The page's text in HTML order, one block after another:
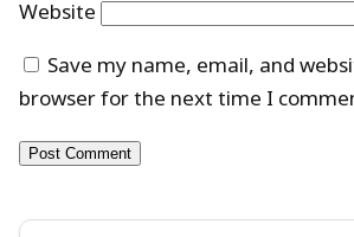
Website
Save my name, email, and
browser for the next time I